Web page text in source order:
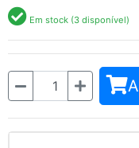
Em stock (3 disponível)
Quantidade